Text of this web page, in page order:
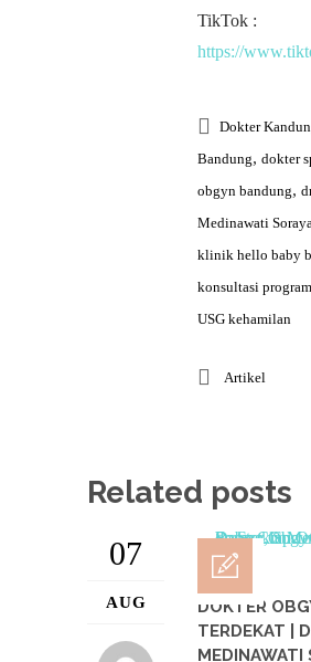
TikTok :
https://
Dokter
Bandung, dokter
obgyn bandung,
Medinawati
klinik hello baby
konsultasi
USG kehamilan
Artikel
Related posts
07
AUG
DOKTER
TERDEKAT |
MEDINAWATI